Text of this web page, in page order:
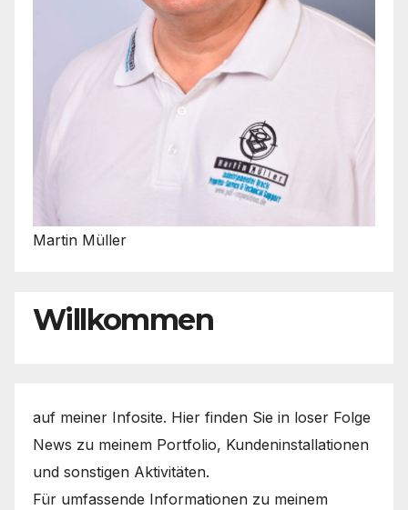
Martin Müller
Willkommen
auf meiner Infosite. Hier finden Sie in loser Folge
News zu meinem Portfolio, Kundeninstallationen
und sonstigen Aktivitäten.
Für umfassende Informationen zu meinem